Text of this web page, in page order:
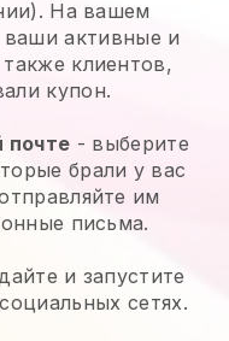
На вашем
активные и
клиентов,
купон.
почте - выберите
брали у вас
им
письма.
и запустите
сетях.